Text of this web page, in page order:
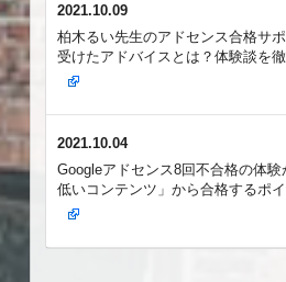
2021.10.09
柏木るい先生のアドセンス合格サ
受けたアドバイスとは？体験談を徹
2021.10.04
Googleアドセンス8回不合格の体
低いコンテンツ」から合格するポ